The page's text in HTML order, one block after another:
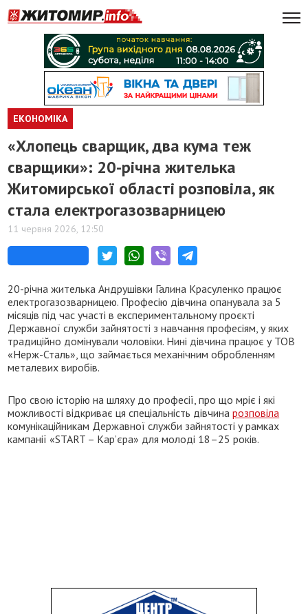
ЕКОНОМІКА
«Хлопець сварщик, два кума теж
сварщики»: 20-річна жителька
Житомирської області розповіла, як
стала електрогазозварницею
11 червня 2026, 12:50
20-річна жителька Андрушівки Галина Красуленко працює
електрогазозварницею. Професію дівчина опанувала за 5
місяців під час участі в експериментальному проєкті
Державної служби зайнятості з навчання професіям, у яких
традиційно домінували чоловіки. Нині дівчина працює у ТОВ
«Нерж-Сталь», що займається механічним обробленням
металевих виробів.
Про свою історію на шляху до професії, про що мріє і які
можливості відкриває ця спеціальність дівчинарозповіла
комунікаційникам Державної служби зайнятості у рамках
кампанії «START – Кар’єра» для молоді 18–25 років.